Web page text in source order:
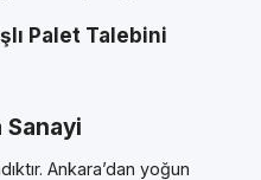
Palet Talebini
Sanayi
Ankara’dan yoğun